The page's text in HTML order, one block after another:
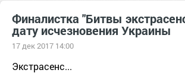
Финалистка "Битвы
дату исчезновения Украины
17 дек 2017 14:00
Экстрасенс...